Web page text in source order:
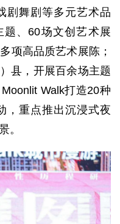
剧舞剧等多元艺术品
题、60场文创艺术展
项高品质艺术展陈；
县，开展百余场主题
Walk打造20种
，重点推出沉浸式夜
。